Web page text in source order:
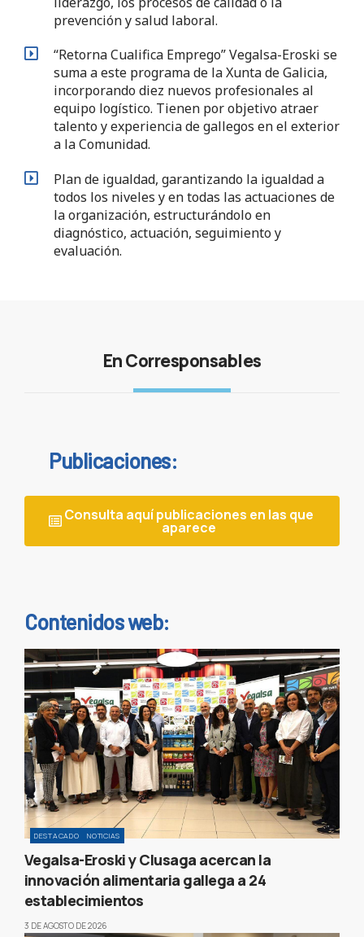
prevención y salud laboral.
“Retorna Cualifica Emprego” Vegalsa-Eroski se
suma a este programa de la Xunta de Galicia,
incorporando diez nuevos profesionales al
equipo logístico. Tienen por objetivo atraer
talento y experiencia de gallegos en el exterior
a la Comunidad.
Plan de igualdad, garantizando la igualdad a
todos los niveles y en todas las actuaciones de
la organización, estructurándolo en
diagnóstico, actuación, seguimiento y
evaluación.
En Corresponsables
Publicaciones:
Consulta aquí publicaciones en las que
aparece
Contenidos web:
DESTACADO NOTICIAS
Vegalsa-Eroski y Clusaga acercan la
innovación alimentaria gallega a 24
establecimientos
3 DE AGOSTO DE 2026